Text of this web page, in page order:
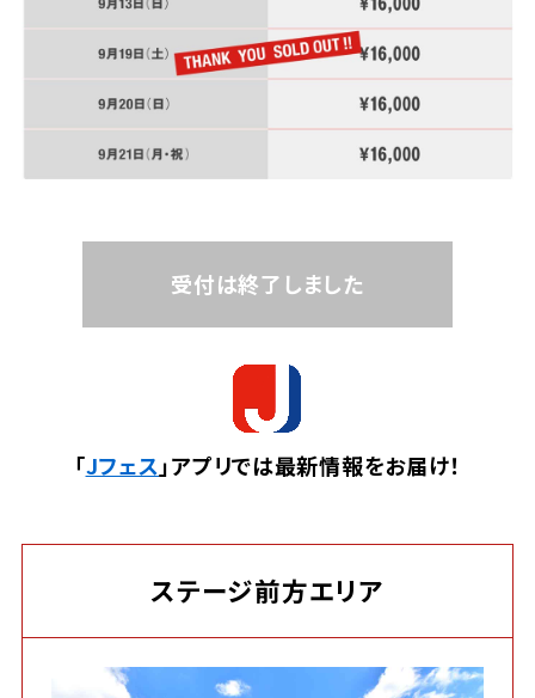
受付は終了しました
「Jフェス」アプリでは最新情報をお届け！
ステージ前方エリア